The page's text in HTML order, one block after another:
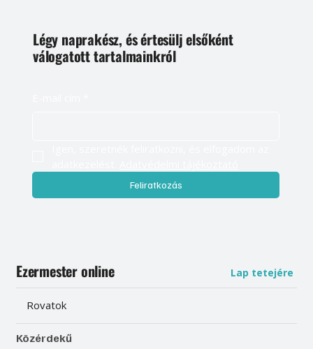
Légy naprakész, és értesülj elsőként
válogatott tartalmainkról
Feliratkozás
Ezermester online Lap tetejére
Rovatok
Közérdekű